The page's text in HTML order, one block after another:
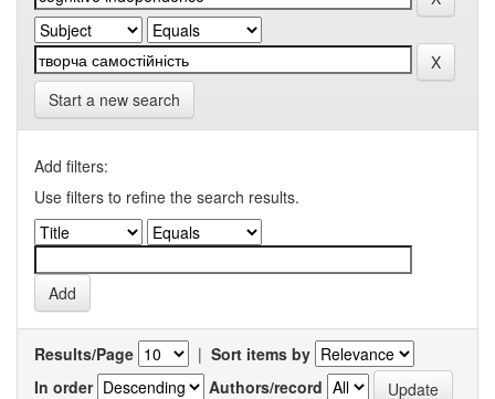
Start a new search
Add filters:
Use filters to refine the search results.
Results/Page | Sort items by
In order
Authors/record